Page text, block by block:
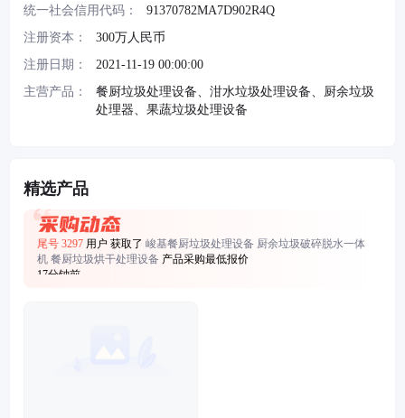
统一社会信用代码：
91370782MA7D902R4Q
注册资本：
300万人民币
注册日期：
2021-11-19 00:00:00
主营产品：
餐厨垃圾处理设备、泔水垃圾处理设备、厨余垃圾
处理器、果蔬垃圾处理设备
精选产品
机 餐厨垃圾烘干处理设备
17分钟前
尾号 1934
机 餐厨垃圾烘干处理设备
31分钟前
尾号 3297 用户 获取了 峻基餐厨垃圾处理设备 厨余垃圾破碎脱水一体
机 餐厨垃圾烘干处理设备 产品采购最低报价
17分钟前
用户 获取了